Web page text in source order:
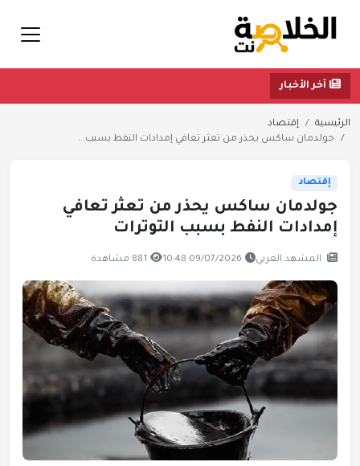
آخر الأخبار
الرئيسية
إقتصاد
جولدمان ساكس يحذر من تعثر تعافي إمدادات النفط بسبب...
إقتصاد
جولدمان ساكس يحذر من تعثر تعافي
إمدادات النفط بسبب التوترات
المشهد العربي 09/07/2026 10:48 881 مشاهدة